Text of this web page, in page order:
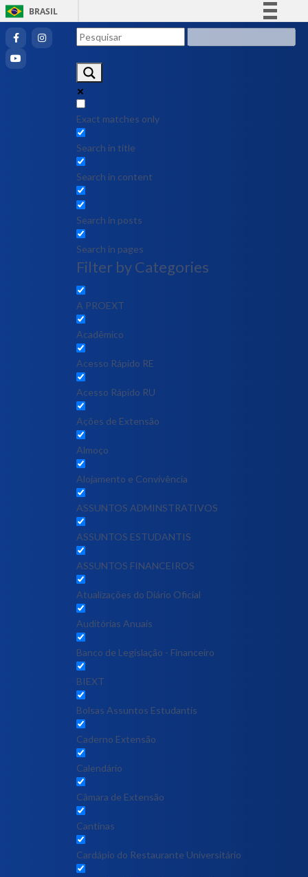
BRASIL
Exact matches only
Search in title
Search in content
Search in posts
Search in pages
Filter by Categories
A PROEXT
Acadêmico
Acesso Rápido RE
Acesso Rápido RU
Ações de Extensão
Almoço
Alojamento e Convivência
ASSUNTOS ADMINSTRATIVOS
ASSUNTOS ESTUDANTIS
ASSUNTOS FINANCEIROS
Atualizações do Diário Oficial
Auditórias Anuais
Banco de Legislação - Financeiro
BIEXT
Bolsas Assuntos Estudantis
Caderno Extensão
Calendário
Câmara de Extensão
Cantinas
Cardápio do Restaurante Universitário